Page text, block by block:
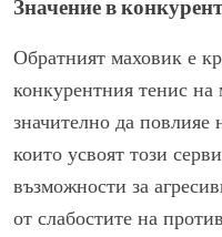
Значение в
Обратният маховик е
конкурентния тенис
значително да повлияе
които усвоят този
възможности за
от слабостите на